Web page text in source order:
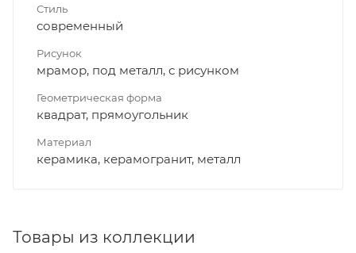
Стиль
современный
Рисунок
мрамор, под металл, с рисунком
Геометрическая форма
квадрат, прямоугольник
Материал
керамика, керамогранит, металл
Товары из коллекции